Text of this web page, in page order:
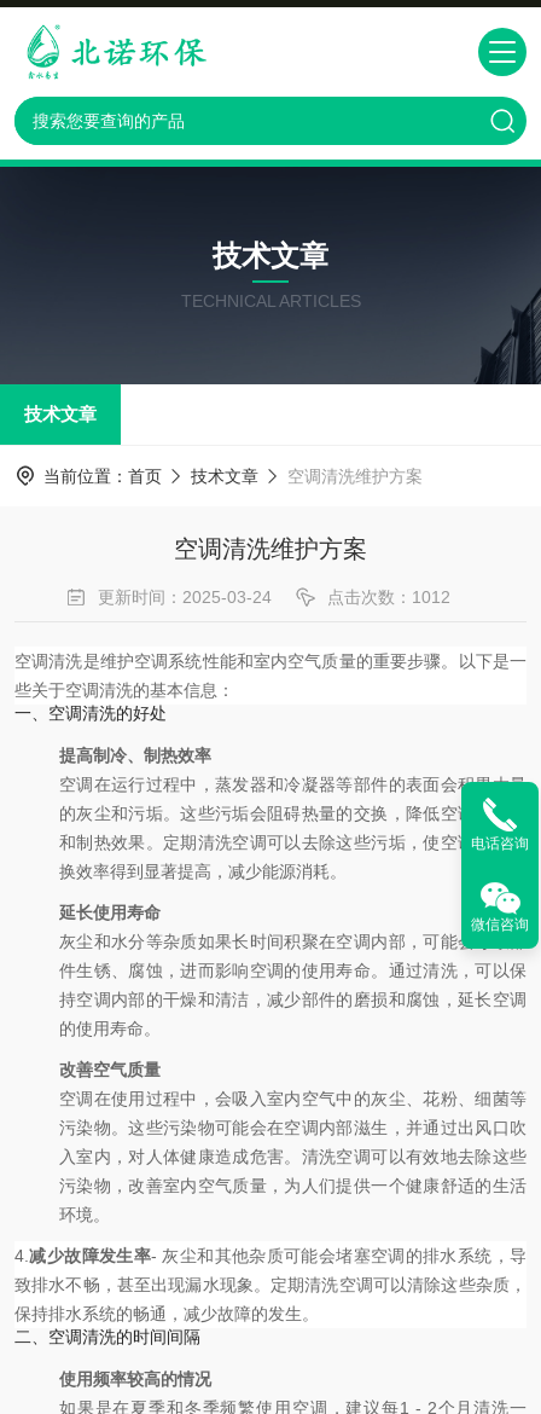
技术文章
TECHNICAL ARTICLES
技术文章
当前位置： 首页 技术文章 空调清洗维护方案
空调清洗维护方案
更新时间：2025-03-24 点击次数：1012
空调清洗是维护空调系统性能和室内空气质量的重要步骤。以下是一
些关于空调清洗的基本信息：
一、空调清洗的好处
提高制冷、制热效率
空调在运行过程中，蒸发器和冷凝器等部件的表面会积累大量
的灰尘和污垢。这些污垢会阻碍热量的交换，降低空调的制冷
和制热效果。定期清洗空调可以去除这些污垢，使空调的热交
换效率得到显著提高，减少能源消耗。
延长使用寿命
灰尘和水分等杂质如果长时间积聚在空调内部，可能会导致部
件生锈、腐蚀，进而影响空调的使用寿命。通过清洗，可以保
持空调内部的干燥和清洁，减少部件的磨损和腐蚀，延长空调
的使用寿命。
改善空气质量
空调在使用过程中，会吸入室内空气中的灰尘、花粉、细菌等
污染物。这些污染物可能会在空调内部滋生，并通过出风口吹
入室内，对人体健康造成危害。清洗空调可以有效地去除这些
污染物，改善室内空气质量，为人们提供一个健康舒适的生活
环境。
4. 减少故障发生率- 灰尘和其他杂质可能会堵塞空调的排水系统，导
致排水不畅，甚至出现漏水现象。定期清洗空调可以清除这些杂质，
保持排水系统的畅通，减少故障的发生。
二、空调清洗的时间间隔
使用频率较高的情况
如果是在夏季和冬季频繁使用空调，建议每1 - 2个月清洗一
电话咨询
微信咨询